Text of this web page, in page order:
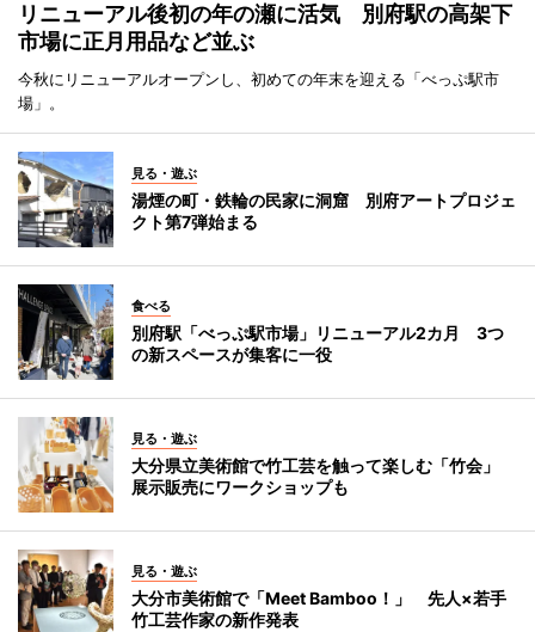
リニューアル後初の年の瀬に活気 別府駅の高架下
市場に正月用品など並ぶ
今秋にリニューアルオープンし、初めての年末を迎える「べっぷ駅市
場」。
見る・遊ぶ
湯煙の町・鉄輪の民家に洞窟 別府アートプロジェ
クト第7弾始まる
食べる
別府駅「べっぷ駅市場」リニューアル2カ月 3つ
の新スペースが集客に一役
見る・遊ぶ
大分県立美術館で竹工芸を触って楽しむ「竹会」
展示販売にワークショップも
見る・遊ぶ
大分市美術館で「Meet Bamboo！」 先人×若手
竹工芸作家の新作発表